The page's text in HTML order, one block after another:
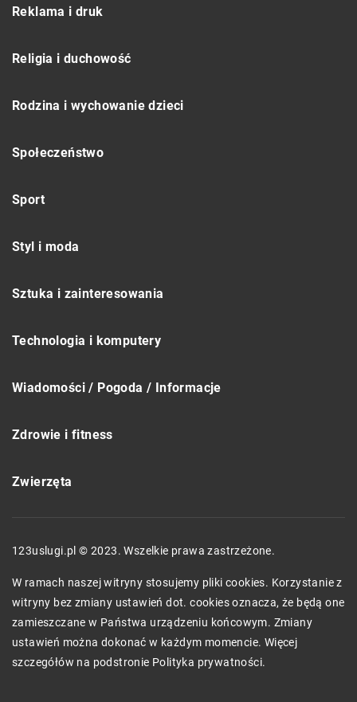
Reklama i druk
Religia i duchowość
Rodzina i wychowanie dzieci
Społeczeństwo
Sport
Styl i moda
Sztuka i zainteresowania
Technologia i komputery
Wiadomości / Pogoda / Informacje
Zdrowie i fitness
Zwierzęta
123uslugi.pl © 2023. Wszelkie prawa zastrzeżone.
W ramach naszej witryny stosujemy pliki cookies. Korzystanie z
witryny bez zmiany ustawień dot. cookies oznacza, że będą one
zamieszczane w Państwa urządzeniu końcowym. Zmiany
ustawień można dokonać w każdym momencie. Więcej
szczegółów na podstronie Polityka prywatności.